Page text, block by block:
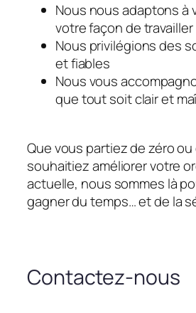
Nous nous adaptons à
votre façon de travailler
Nous privilégions des
et fiables
Nous vous
que tout soit clair et
Que vous partiez de zéro
souhaitiez améliorer votre
actuelle, nous sommes là
gagner du temps… et de la
Contactez-nous